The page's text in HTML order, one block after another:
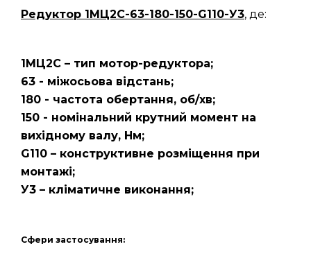
Редуктор 1МЦ2С-63-180-150-G110-У3, де:
1МЦ2С – тип мотор-редуктора;
63 - міжосьова відстань;
180 - частота обертання, об/хв;
150 - номінальний крутний момент на
вихідному валу, Нм;
G110 – конструктивне розміщення при
монтажі;
У3 – кліматичне виконання;
Сфери застосування: